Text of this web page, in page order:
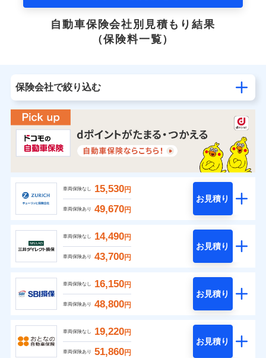
自動車保険会社別見積もり結果
（保険料一覧）
保険会社で絞り込む
車両保険なし 15,530円
車両保険あり 49,670円
お見積り
車両保険なし 14,490円
車両保険あり 43,700円
お見積り
車両保険なし 16,150円
車両保険あり 48,800円
お見積り
車両保険なし 19,220円
車両保険あり 51,860円
お見積り